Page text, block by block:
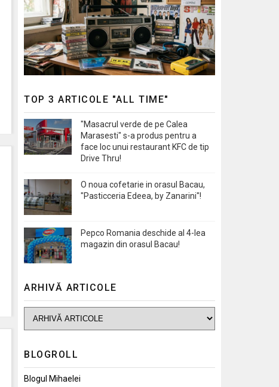
TOP 3 ARTICOLE "ALL TIME"
"Masacrul verde de pe Calea
Marasesti" s-a produs pentru a
face loc unui restaurant KFC de tip
Drive Thru!
O noua cofetarie in orasul Bacau,
"Pasticceria Edeea, by Zanarini"!
Pepco Romania deschide al 4-lea
magazin din orasul Bacau!
ARHIVĂ ARTICOLE
BLOGROLL
Blogul Mihaelei